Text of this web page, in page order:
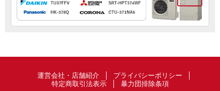
運営会社・店舗紹介
プライバシーポリシー
特定商取引法表示
暴力団排除条項